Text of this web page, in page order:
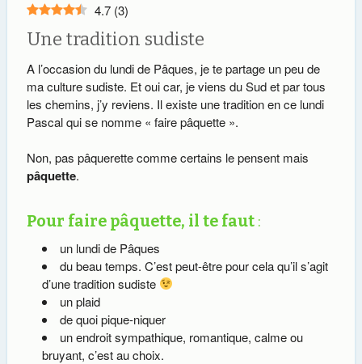
4.7 (3)
Une tradition sudiste
A l’occasion du lundi de Pâques, je te partage un peu de
ma culture sudiste. Et oui car, je viens du Sud et par tous
les chemins, j’y reviens. Il existe une tradition en ce lundi
Pascal qui se nomme « faire pâquette ».
Non, pas pâquerette comme certains le pensent mais
pâquette.
Pour faire pâquette, il te faut:
un lundi de Pâques
du beau temps. C’est peut-être pour cela qu’il s’agit
d’une tradition sudiste
un plaid
de quoi pique-niquer
un endroit sympathique, romantique, calme ou
bruyant, c’est au choix.